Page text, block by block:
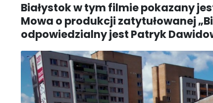
Białystok w tym filmie pokazany
Mowa o produkcji zatytułowanej
odpowiedzialny jest Patryk